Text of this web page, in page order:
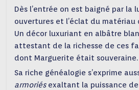
Dès l’entrée on est baigné par la
ouvertures et l’éclat du matériau
Un décor luxuriant en albâtre
attestant de la richesse de ces
dont Marguerite était souveraine.
Sa riche généalogie s’exprime
armoriésexaltant la puissance de